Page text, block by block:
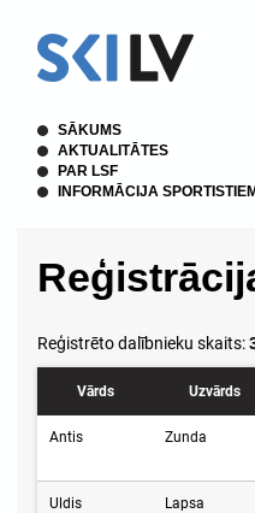
SĀKUMS
AKTUALITĀTES
PAR LSF
INFORMĀCIJA SPORTISTIEM
Reģistrēto dalībnieku skaits:
Vārds Uzvārds
Antis Zunda
Uldis Lapsa